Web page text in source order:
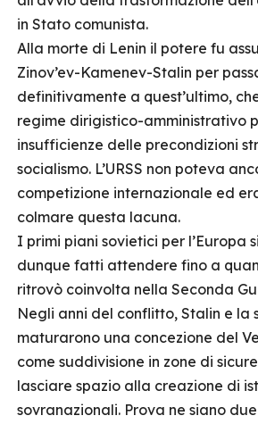
in Stato comunista.
Alla morte di Lenin il potere fu
Zinov’ev-Kamenev-Stalin per
definitivamente a quest’ultimo,
regime dirigistico-amministrativo
insufficienze delle precondizioni
socialismo. L’URSS non poteva
competizione internazionale ed
colmare questa lacuna.
I primi piani sovietici per l’Europa
dunque fatti attendere fino a
ritrovò coinvolta nella Seconda
Negli anni del conflitto, Stalin e la
maturarono una concezione del
come suddivisione in zone di
lasciare spazio alla creazione di
sovranazionali. Prova ne siano